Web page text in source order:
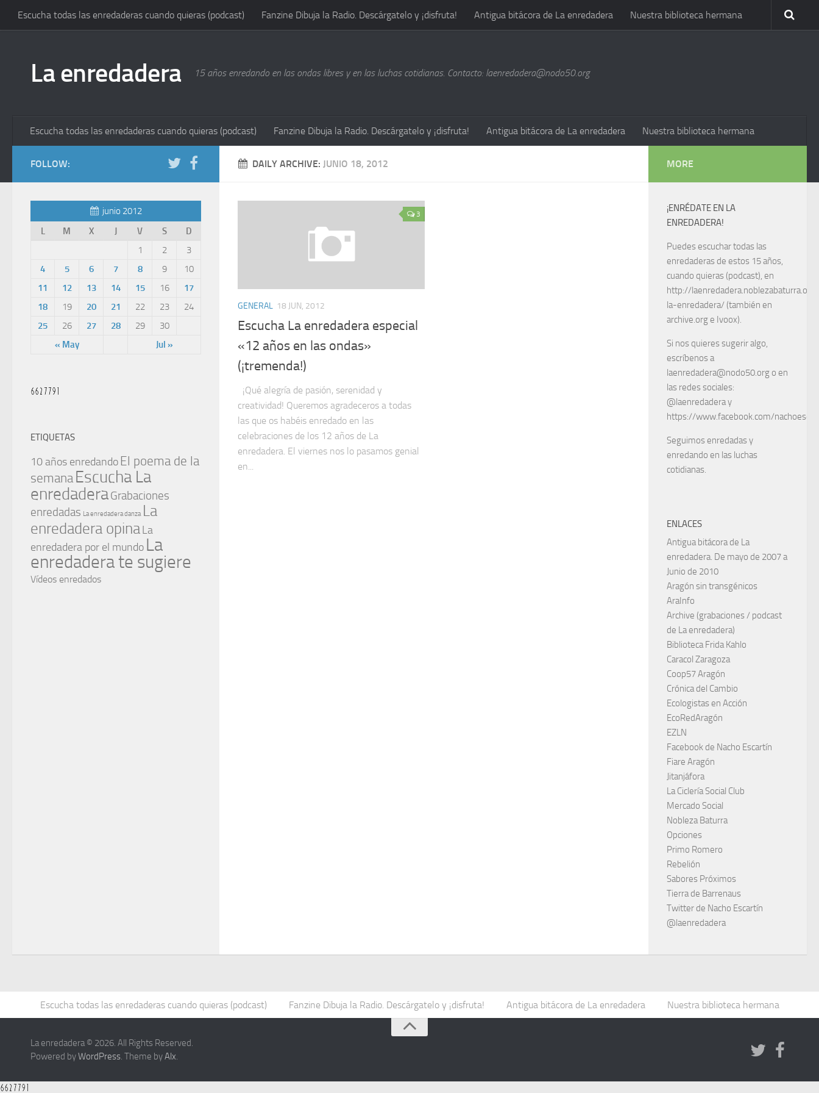
Escucha todas las enredaderas cuando quieras (podcast) Fanzine Dibuja la Radio. Descárgatelo y ¡disfruta! Antigua bitácora de La enredadera Nuestra biblioteca hermana
La enredadera 15 años enredando en las ondas libres y en las luchas cotidianas. Contacto: laenredadera@nodo50.org
Escucha todas las enredaderas cuando quieras (podcast) Fanzine Dibuja la Radio. Descárgatelo y ¡disfruta! Antigua bitácora de La enredadera Nuestra biblioteca hermana
DAILY ARCHIVE: JUNIO 18, 2012
3
GENERAL 18 JUN, 2012
Escucha La enredadera especial
«12 años en las ondas»
(¡tremenda!)
¡Qué alegría de pasión, serenidad y
creatividad! Queremos agradeceros a todas
las que os habéis enredado en las
celebraciones de los 12 años de La
enredadera. El viernes nos lo pasamos genial
en...
FOLLOW:
junio 2012
L
M X J V S D
« May Jul »
1 2
3
4
5 6 7 8 9
10
11
12 13 14 15 16
17
18
19 20 21 22 23
24
25
26 27 28 29 30
ETIQUETAS
10 años enredando El poema de la
semana Escucha La
enredaderaGrabaciones
enredadas La enredadera danza La
enredadera opina La
enredadera por el mundo La
enredadera te sugiere
Vídeos enredados
MORE
¡ENRÉDATE EN LA
ENREDADERA!
Puedes escuchar todas las
enredaderas de estos 15 años,
cuando quieras (podcast), en
http://
la-enredadera/ (también en
archive.org e Ivoox).
Si nos quieres sugerir algo,
escríbenos a
laenredadera@nodo50.org o en
las redes sociales:
@laenredadera y
https://www.facebook.com/
Seguimos enredadas y
enredando en las luchas
cotidianas.
ENLACES
Antigua bitácora de La
enredadera. De mayo de 2007 a
Junio de 2010
Aragón sin transgénicos
AraInfo
Archive (grabaciones / podcast
de La enredadera)
Biblioteca Frida Kahlo
Caracol Zaragoza
Coop57 Aragón
Crónica del Cambio
Ecologistas en Acción
EcoRedAragón
EZLN
Facebook de Nacho Escartín
Fiare Aragón
Jitanjáfora
La Ciclería Social Club
Mercado Social
Nobleza Baturra
Opciones
Primo Romero
Rebelión
Sabores Próximos
Tierra de Barrenaus
Twitter de Nacho Escartín
@laenredadera
Escucha todas las enredaderas cuando quieras (podcast) Fanzine Dibuja la Radio. Descárgatelo y ¡disfruta! Antigua bitácora de La enredadera Nuestra biblioteca hermana
La enredadera © 2026. All Rights Reserved.
Powered byWordPress. Theme byAlx.